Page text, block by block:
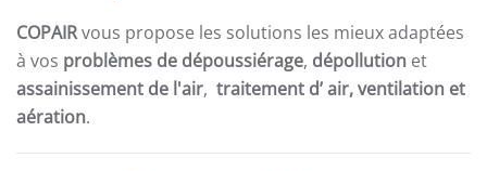
COPAIRvous propose les solutions les mieux adaptées
à vos problèmes de dépoussiérage, dépollution et
assainissement de l'air, traitement d’ air,ventilation et
aération.